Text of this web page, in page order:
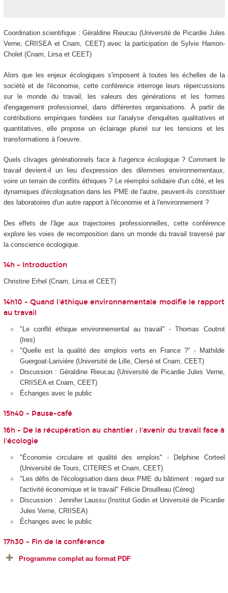
Coordination scientifique : Géraldine Rieucau (Université de Picardie Jules
Verne, CRIISEA et Cnam, CEET) avec la participation de Sylvie Hamon-
Cholet (Cnam, Lirsa et CEET)
Alors que les enjeux écologiques s'imposent à toutes les échelles de la
société et de l'économie, cette conférence interroge leurs répercussions
sur le monde du travail, les valeurs des générations et les formes
d'engagement professionnel, dans différentes organisations. À partir de
contributions empiriques fondées sur l'analyse d'enquêtes qualitatives et
quantitatives, elle propose un éclairage pluriel sur les tensions et les
transformations à l'oeuvre.
Quels clivages générationnels face à l'urgence écologique ? Comment le
travail devient-il un lieu d'expression des dilemmes environnementaux,
voire un terrain de conflits éthiques ? Le réemploi solidaire d'un côté, et les
dynamiques d'écologisation dans les PME de l'autre, peuvent-ils constituer
des laboratoires d'un autre rapport à l'économie et à l'environnement ?
Des effets de l'âge aux trajectoires professionnelles, cette conférence
explore les voies de recomposition dans un monde du travail traversé par
la conscience écologique.
14h - Introduction
Christine Erhel (Cnam, Lirsa et CEET)
14h10 - Quand l'éthique environnementale modifie le rapport
au travail
"Le conflit éthique environnemental au travail" - Thomas Coutrot
(Ires)
"Quelle est la qualité des emplois verts en France ?" - Mathilde
Guergoat-Larivière (Université de Lille, Clersé et Cnam, CEET)
Discussion : Géraldine Rieucau (Université de Picardie Jules Verne,
CRIISEA et Cnam, CEET)
Échanges avec le public
15h40 - Pause-café
16h - De la récupération au chantier : l'avenir du travail face à
l'écologie
"Économie circulaire et qualité des emplois" - Delphine Corteel
(Université de Tours, CITERES et Cnam, CEET)
"Les défis de l'écologisation dans deux PME du bâtiment : regard sur
l'activité économique et le travail" Félicie Drouilleau (Céreq)
Discussion : Jennifer Laussu (Institut Godin et Université de Picardie
Jules Verne, CRIISEA)
Échanges avec le public
17h30 - Fin de la conférence
Programme complet au format PDF